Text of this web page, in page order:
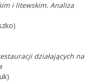
i litewskim. Analiza
działających na